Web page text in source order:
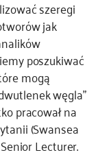
szeregi
jak
poszukiwać
mogą
węgla”
pracował na
(Swansea
Lecturer.